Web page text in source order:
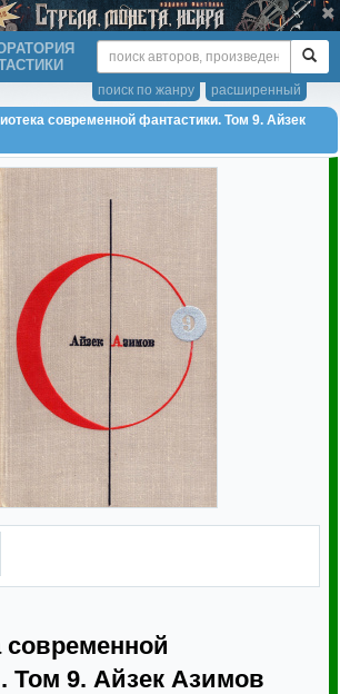
расширенный
поиск по жанру
современной фантастики. Том 9. Айзек
современной
Том 9. Айзек Азимов